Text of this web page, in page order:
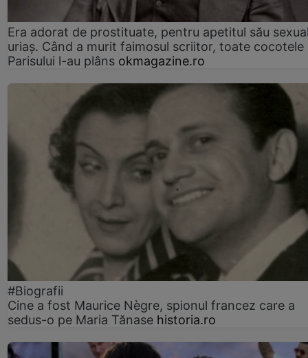
Era adorat de prostituate, pentru apetitul său
uriaș. Când a murit faimosul scriitor, toate cocotele
Parisului l-au plâns okmagazine.ro
#Biografii
Cine a fost Maurice Nègre, spionul francez care a
sedus-o pe Maria Tănase historia.ro